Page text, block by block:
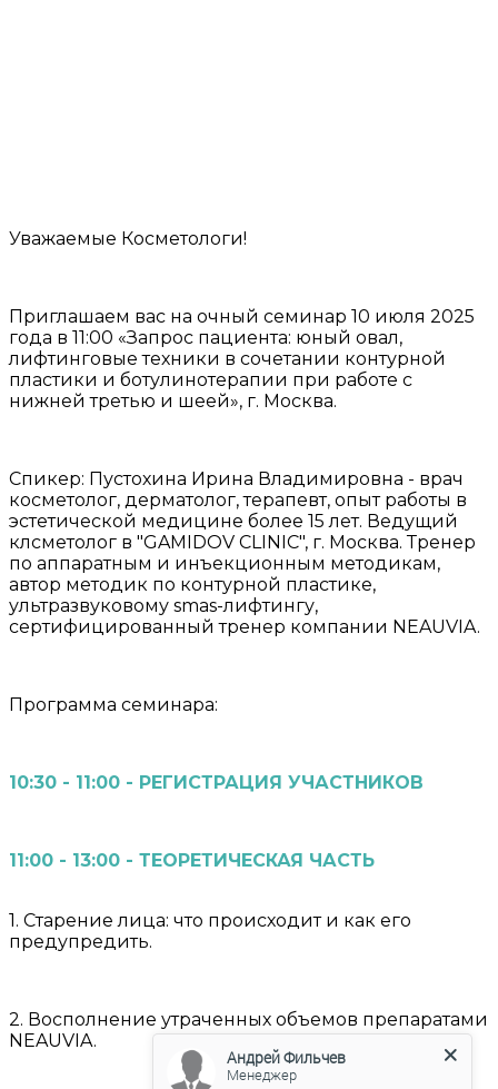
Уважаемые Косметологи!
Приглашаем вас на очный семинар 10 июля 2025
года в 11:00 «Запрос пациента: юный овал,
лифтинговые техники в сочетании контурной
пластики и ботулинотерапии при работе с
нижней третью и шеей», г. Москва.
Спикер: Пустохина Ирина Владимировна - врач
косметолог, дерматолог, терапевт, опыт работы в
эстетической медицине более 15 лет. Ведущий
клсметолог в "GAMIDOV CLINIC", г. Москва. Тренер
по аппаратным и инъекционным методикам,
автор методик по контурной пластике,
ультразвуковому smas-лифтингу,
сертифицированный тренер компании NEAUVIA.
Программа семинара:
10:30 - 11:00 - РЕГИСТРАЦИЯ УЧАСТНИКОВ
11:00 - 13:00 - ТЕОРЕТИЧЕСКАЯ ЧАСТЬ
1. Старение лица: что происходит и как его
предупредить.
2. Восполнение утраченных объемов препаратами
NEAUVIA.
Андрей Фильчев
Менеджер